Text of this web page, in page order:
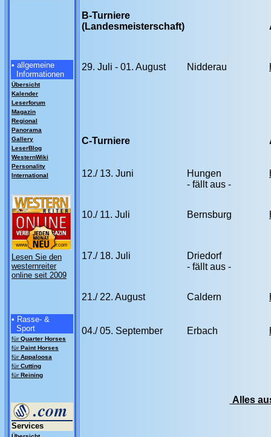
• allgemeine
Informationen
Übersicht
Kalender
Leserforum
Magazin
Regional
Panorama
Gallery
LeserBlog
WesternWiki
Personality
International
Lesen Sie den
westernreiter
online seit 2009
• Rasse- &
Sport
fürQuarter Horses
fürPaint Horses
fürAppaloosa
fürCutting
fürReining
Services
B-Turniere
(Landesmeisterschaft)
29. Juli - 01. August Nidderau
C-Turniere
12./ 13. Juni
Hungen
- fällt aus -
10./ 11. Juli Bernsburg
17./ 18. Juli
Driedorf
- fällt aus -
21./ 22. August Caldern
04./ 05. September Erbach
Alles